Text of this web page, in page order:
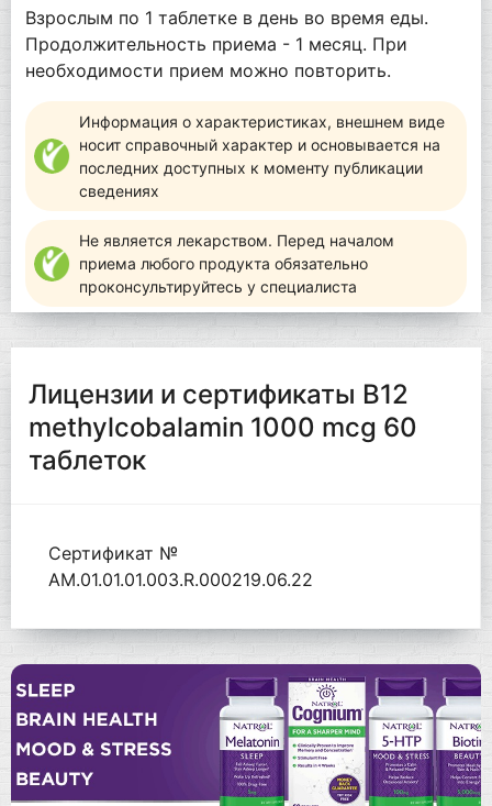
Взрослым по 1 таблетке в день во время еды.
Продолжительность приема - 1 месяц. При
необходимости прием можно повторить.
Информация о характеристиках, внешнем виде
носит справочный характер и основывается на
последних доступных к моменту публикации
сведениях
Не является лекарством. Перед началом
приема любого продукта обязательно
проконсультируйтесь у специалиста
Лицензии и сертификаты B12
methylcobalamin 1000 mcg 60
таблеток
Сертификат №
AM.01.01.01.003.R.000219.06.22